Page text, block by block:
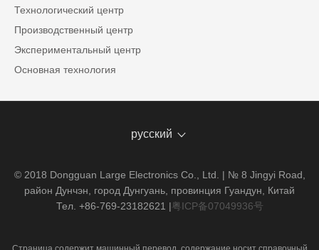
Технологический центр
Производственный центр
Экспериментальный центр
Основная технология
русский
© 2018 Dongguan Large Electronics Co., Ltd. | № 8 Jingyi Road,
район Дунчэн, город Дунгуань, провинция Гуандун, Китай
Тел. +86-769-23182621 |粤ICP备07049936号